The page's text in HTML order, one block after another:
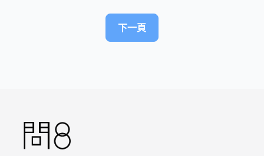
善鼻黏膜的發炎現象，雖然作用效果較慢，但安全性
高，醫生會建議比較可以長期使用。
前的研究報告都指出，用在孩童身上，也不會影響到
生長發育，在醫生的指示下使用是很安全的。
屏東明正耳鼻喉科診所 主治醫師
柳營奇美醫院耳鼻喉科 兼任主治醫師
吸入性肺炎如果未能及時治療，可能會造成反覆性肺
以上純係觀念交流，一切以醫師實際看診為準。
首先，需先釐清是否真的為「鼻瘜肉」
「鼻瘜肉」是人體本來沒有，但受到鼻竇炎或過敏性
若是「鼻甲肉肥大」，則是可用「鼻雷射手術」或
「下鼻甲切除手術」把太肥大的鼻肉削減即可。
以上手術局部麻醉或全身麻醉依病情不同與主治醫師
下一頁